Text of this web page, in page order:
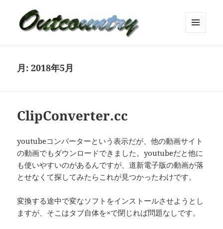
月:2018年5月
ClipConverter.cc
youtubeコンバーターという表示だが、他の動画サイト
の動画でもダウンロードできました。youtubeだと他に
も使いやすいのがあるんですが、道新電子版の動画が落
とせなくて探してみたらこれが見つかったわけです。
変換する途中で変なソフトをインストールさせようとし
ますが、そこはタブ自体を×で閉じれば問題なしです。